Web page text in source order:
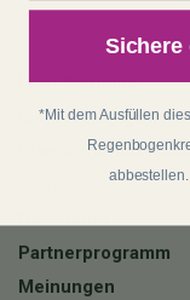
Über Matthias
matthias-
Über
Partnerprogramm
Meinungen
Sichere
*Mit dem Ausfüllen